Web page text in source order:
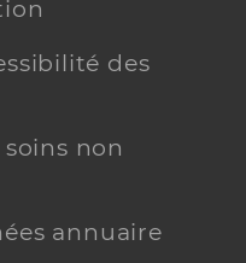
des
non
annuaire